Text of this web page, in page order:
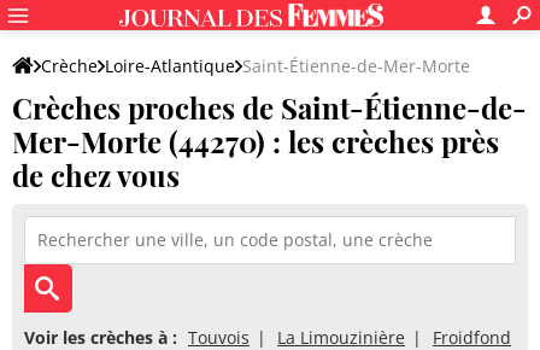
Crèche Loire-Atlantique Saint-Étienne-de-Mer-Morte
Crèches proches de Saint-Étienne-de-
Mer-Morte (44270) : les crèches près
de chez vous
Voir les crèches à : Touvois La Limouzinière Froidfond